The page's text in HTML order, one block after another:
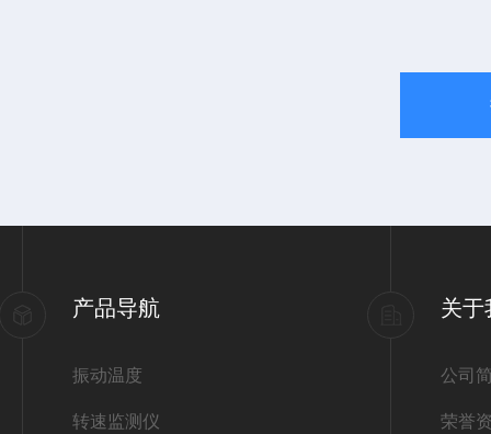
产品导航
振动温度
转速监测仪
关于
公司
荣誉